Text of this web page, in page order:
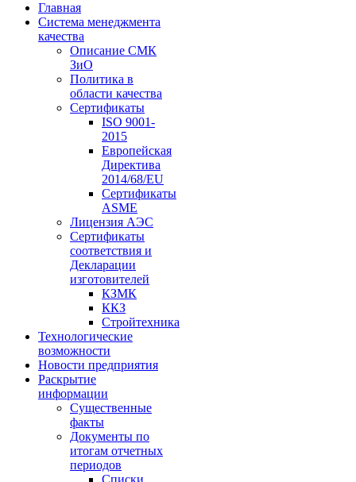
Главная
Система менеджмента
качества
Описание СМК
ЗиО
Политика в
области качества
Сертификаты
ISO 9001-
2015
Европейская
Директива
2014/68/EU
Сертификаты
ASME
Лицензия АЭС
Сертификаты
соответствия и
Декларации
изготовителей
КЗМК
ККЗ
Стройтехника
Технологические
возможности
Новости предприятия
Раскрытие
информации
Существенные
факты
Документы по
итогам отчетных
периодов
Списки